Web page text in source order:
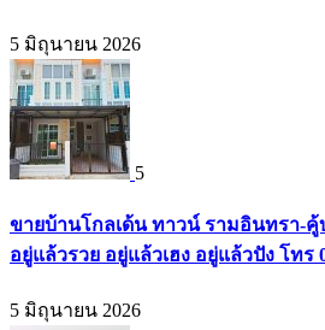
5 มิถุนายน 2026
5
ขายบ้านโกลเด้น ทาวน์ รามอินทรา-
อยู่แล้วรวย อยู่แล้วเฮง อยู่แล้วปัง โทร
5 มิถุนายน 2026